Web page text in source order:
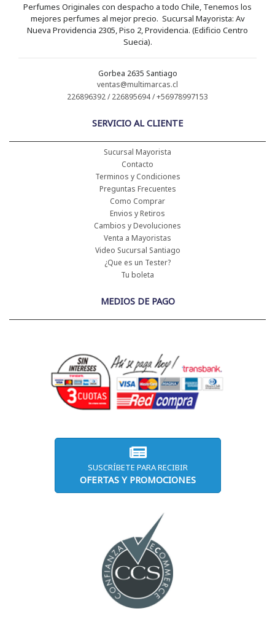
Perfumes Originales con despacho a todo Chile, Tenemos los
mejores perfumes al mejor precio. Sucursal Mayorista: Av
Nueva Providencia 2305, Piso 2, Providencia. (Edificio Centro
Suecia).
Gorbea 2635 Santiago
ventas@multimarcas.cl
226896392 / 226895694 / +56978997153
SERVICIO AL CLIENTE
Sucursal Mayorista
Contacto
Terminos y Condiciones
Preguntas Frecuentes
Como Comprar
Envios y Retiros
Cambios y Devoluciones
Venta a Mayoristas
Video Sucursal Santiago
¿Que es un Tester?
Tu boleta
MEDIOS DE PAGO
SUSCRÍBETE PARA RECIBIR
OFERTAS Y PROMOCIONES